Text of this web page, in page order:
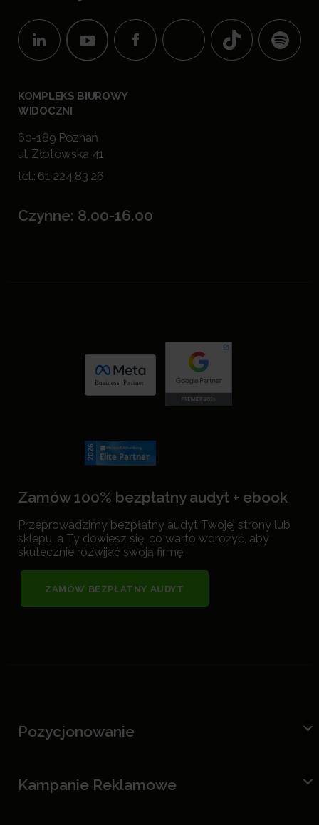
KOMPLEKS BIUROWY
WIDOCZNI
60-189 Poznań
ul. Złotowska 41
tel.: 61 224 83 26
Czynne: 8.00-16.00
Zamów 100% bezpłatny audyt + ebook
Przeprowadzimy bezpłatny audyt Twojej strony lub
sklepu, a Ty dowiesz się, co warto wdrożyć, aby
skutecznie rozwijać swoją firmę.
ZAMÓW BEZPŁATNY AUDYT
Pozycjonowanie
Kampanie Reklamowe